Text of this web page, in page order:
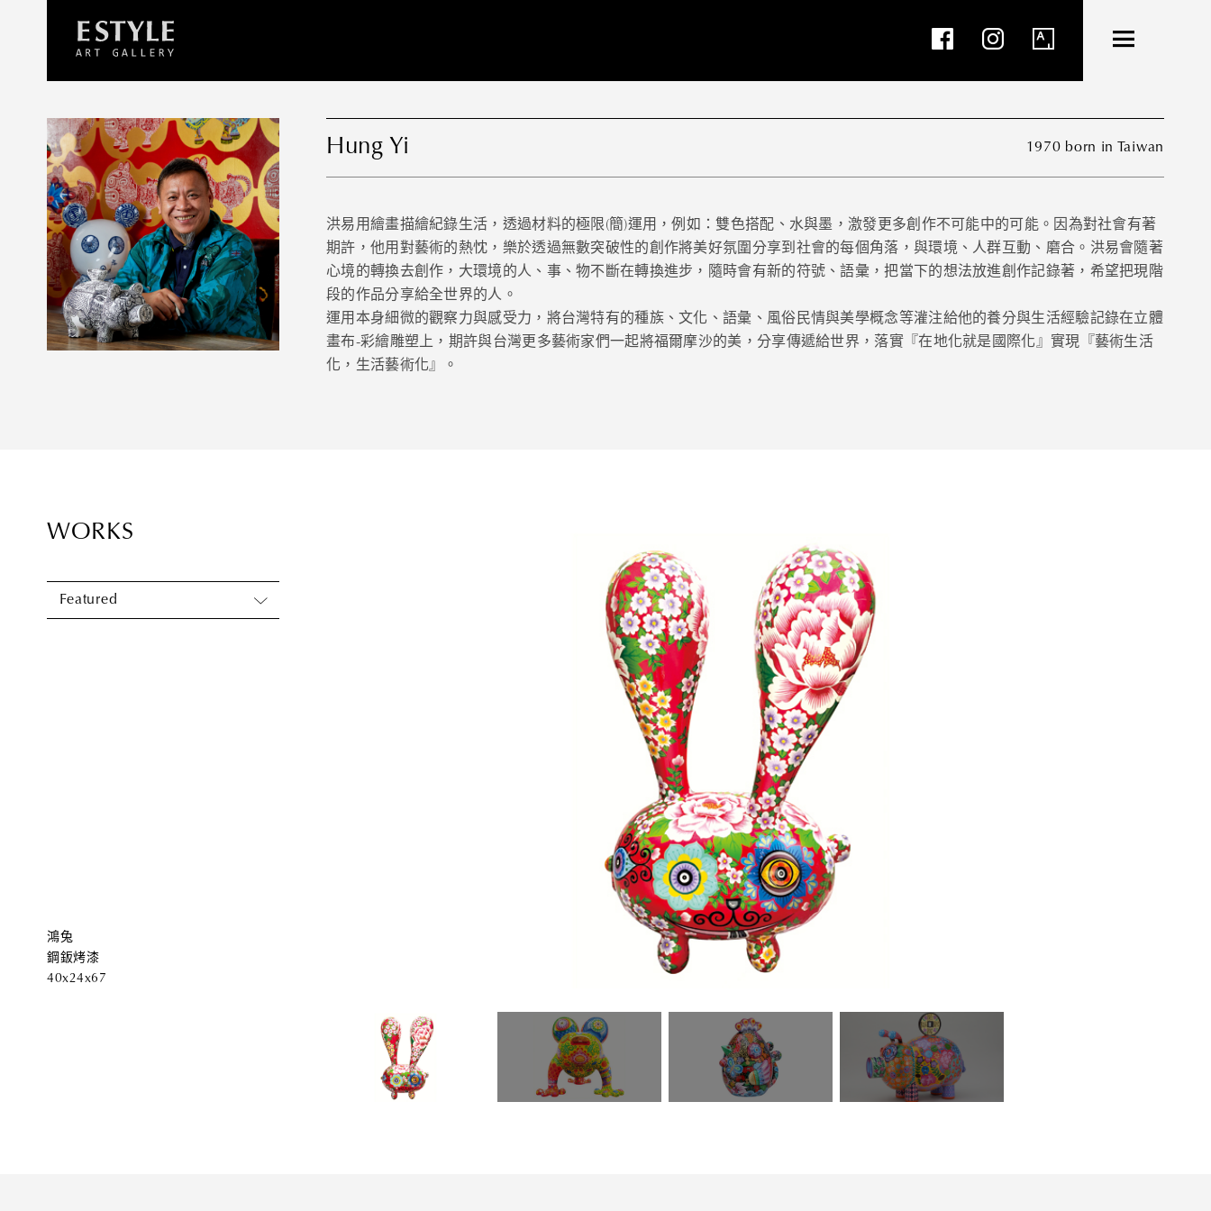
LAST
Hung Yi 1970 born in Taiwan
洪易用繪畫描繪紀錄生活，透過材料的極限(簡)運用，例如：雙色搭配、水與墨，激發更多創作不可能中的可能。因為對社會有著
期許，他用對藝術的熱忱，樂於透過無數突破性的創作將美好氛圍分享到社會的每個角落，與環境、人群互動、磨合。洪易會隨著
心境的轉換去創作，大環境的人、事、物不斷在轉換進步，隨時會有新的符號、語彙，把當下的想法放進創作記錄著，希望把現階
段的作品分享給全世界的人。
運用本身細微的觀察力與感受力，將台灣特有的種族、文化、語彙、風俗民情與美學概念等灌注給他的養分與生活經驗記錄在立體
畫布-彩繪雕塑上，期許與台灣更多藝術家們一起將福爾摩沙的美，分享傳遞給世界，落實『在地化就是國際化』實現『藝術生活
化，生活藝術化』。
WORKS
Featured
鴻兔
鋼鈑烤漆
40x24x67
Thank you for your subscription!
Please enter valid email!